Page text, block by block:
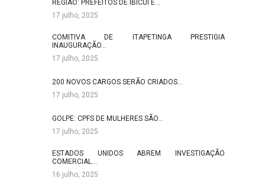
REGIÃO: PREFEITOS DE IBICUÍ E…
17 julho, 2025
COMITIVA DE ITAPETINGA PRESTIGIA
INAUGURAÇÃO…
17 julho, 2025
200 NOVOS CARGOS SERÃO CRIADOS…
17 julho, 2025
GOLPE: CPFS DE MULHERES SÃO…
17 julho, 2025
ESTADOS UNIDOS ABREM INVESTIGAÇÃO
COMERCIAL…
16 julho, 2025